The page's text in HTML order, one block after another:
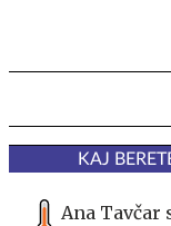
KAJ
Ana